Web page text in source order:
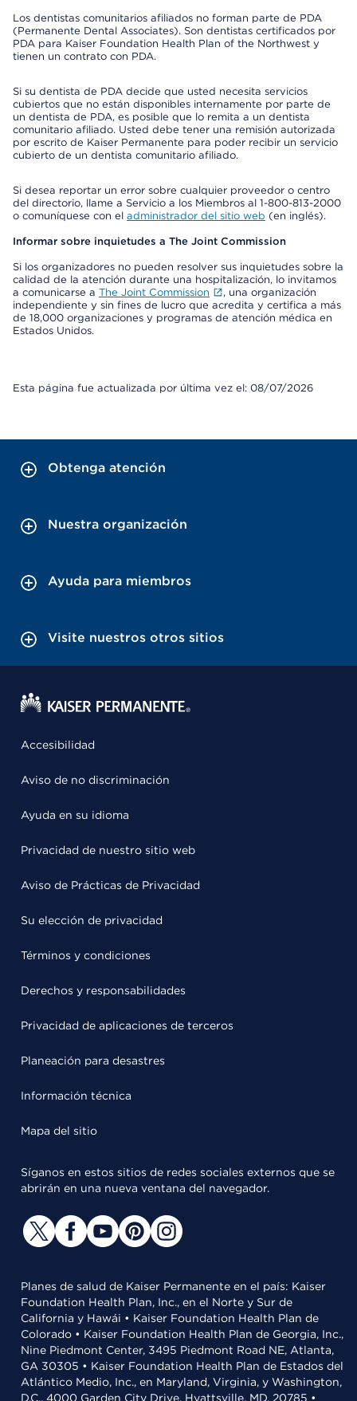
Los dentistas comunitarios afiliados no forman parte de PDA
(Permanente Dental Associates). Son dentistas certificados por
PDA para Kaiser Foundation Health Plan of the Northwest y
tienen un contrato con PDA.
Si su dentista de PDA decide que usted necesita servicios
cubiertos que no están disponibles internamente por parte de
un dentista de PDA, es posible que lo remita a un dentista
comunitario afiliado. Usted debe tener una remisión autorizada
por escrito de Kaiser Permanente para poder recibir un servicio
cubierto de un dentista comunitario afiliado.
Si desea reportar un error sobre cualquier proveedor o centro
del directorio, llame a Servicio a los Miembros al 1-800-813-2000
o comuníquese con el administrador del sitio web (en inglés).
Informar sobre inquietudes a The Joint Commission
Si los organizadores no pueden resolver sus inquietudes sobre la
calidad de la atención durante una hospitalización, lo invitamos
a comunicarse a The Joint Commission
, una organización
independiente y sin fines de lucro que acredita y certifica a más
de 18,000 organizaciones y programas de atención médica en
Estados Unidos.
Esta página fue actualizada por última vez el: 08/07/2026
Obtenga atención
Nuestra organización
Ayuda para miembros
Visite nuestros otros sitios
Accesibilidad
Aviso de no discriminación
Ayuda en su idioma
Privacidad de nuestro sitio web
Aviso de Prácticas de Privacidad
Su elección de privacidad
Términos y condiciones
Derechos y responsabilidades
Privacidad de aplicaciones de terceros
Planeación para desastres
Información técnica
Mapa del sitio
Síganos en estos sitios de redes sociales externos que se
abrirán en una nueva ventana del navegador.
Planes de salud de Kaiser Permanente en el país: Kaiser
Foundation Health Plan, Inc., en el Norte y Sur de
California y Hawái • Kaiser Foundation Health Plan de
Colorado • Kaiser Foundation Health Plan de Georgia, Inc.,
Nine Piedmont Center, 3495 Piedmont Road NE, Atlanta,
GA 30305 • Kaiser Foundation Health Plan de Estados del
Atlántico Medio, Inc., en Maryland, Virginia, y Washington,
D.C., 4000 Garden City Drive, Hyattsville, MD, 20785 •